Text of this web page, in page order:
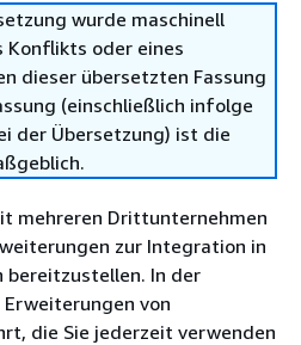
wurde maschinell
Konflikts oder eines
dieser übersetzten Fassung
(einschließlich infolge
der Übersetzung) ist die
mehreren Drittunternehmen
zur Integration in
bereitzustellen. In der
von
die Sie jederzeit verwenden